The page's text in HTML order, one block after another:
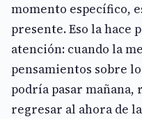
momento específico,
presente. Eso la hace
atención: cuando la
pensamientos sobre
podría pasar
regresar al ahora de